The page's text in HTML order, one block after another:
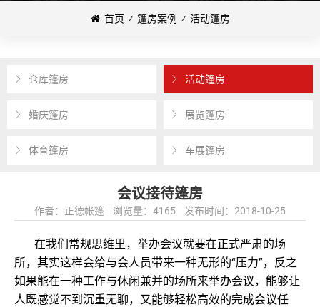
首页 ⁄ 篷房案例 ⁄ 活动篷房
仓库篷房 活动篷房
婚庆篷房 展览篷房
体育篷房 车展篷房
会议接待篷房
作者：正德帐篷 浏览量：4165 发布时间：2018-10-25
在我们常规思维里，举办会议就要在正式严肃的场
所，其实这样会给与会人员带来一种无形的“压力”，反之
如果能在一种工作与休闲兼并的场所来举办会议，能够让
人既感觉不到沉重无聊，又能够轻松高效的完成会议任